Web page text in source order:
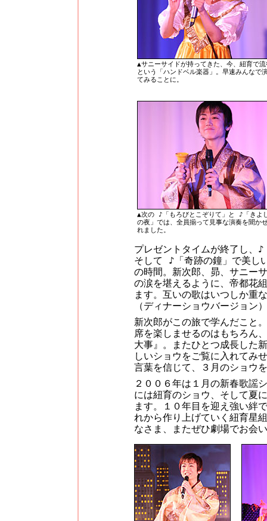
▲サニーサイドが持ってきた、今、紐育で
という「ハンドベル楽器」。早速みんなで
てみることに。
▲次の ♪「もろびとこぞりて」と ♪「きよ
の夜」では、全員揃って見事な演奏を聞か
れました。
プレゼントタイムが終了し、
そして ♪「奇跡の鐘」で美し
の時間。新次郎、昴、サニー
の涙を堪えるように、帝都花
ます。互いの歌はいつしか重
（ディナーショウバージョン
新次郎がこの旅で学んだこと
席を楽しませるのはもちろん
大事』。またひとつ成長した
しいショウをご覧に入れてみ
言葉を信じて、３月のショウ
２００６年は１月の新春歌謡
には紐育のショウ、そして夏
ます。１０年目を迎え強い絆
れから作り上げていく紐育星
なさま、またぜひ劇場でお会